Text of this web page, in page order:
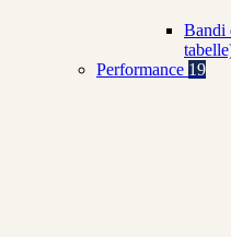
Bandi
Performance 19